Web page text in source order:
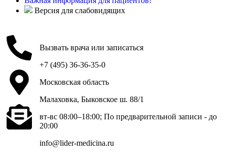
Версия для слабовидящих
Вызвать врача или записаться
+7 (495) 36-36-35-0
Московская область
Малаховка, Быковское ш. 88/1
вт-вс 08:00–18:00; По предварительной записи - до
20:00
info@lider-medicina.ru